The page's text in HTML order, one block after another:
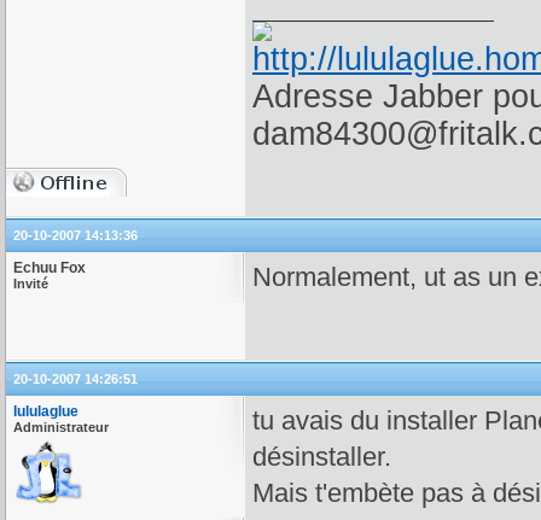
Adresse Jabber
20-10-2007 14:13:36
Echuu Fox
Invité Normalement, ut as un
20-10-2007 14:26:51
lululaglue
Administrateur
tu avais du installer
désinstaller.
Mais t'embète pas à